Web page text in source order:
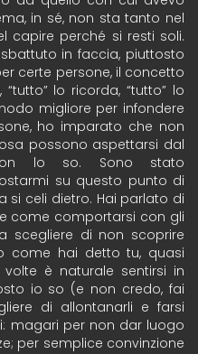
in sé, non sta tanto nel
capire perché si resti soli.
in faccia, piuttosto
certe persone, il concetto
“tutto” lo ricorda, “tutto” lo
migliore per infondere
ho imparato che non
possono aspettarsi dal
lo so. Sono stato
su questo punto di
si celi dietro. Hai parlato di
come comportarsi con gli
scegliere di non scoprire
come hai detto tu, quasi
è naturale sentirsi in
io so (e non credo, fai
di allontanarli e farsi
magari per non dar luogo
per semplice convinzione